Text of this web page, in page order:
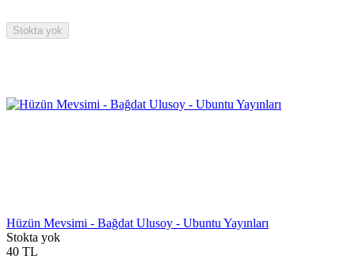
Stokta yok
Hüzün Mevsimi - Bağdat Ulusoy - Ubuntu Yayınları
Stokta yok
40 TL